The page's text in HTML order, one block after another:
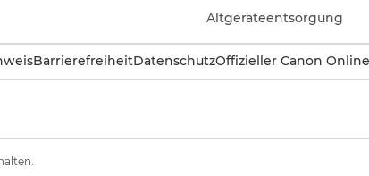
Altgeräteentsorgung
BarrierefreiheitDatenschutzOffizieller Canon